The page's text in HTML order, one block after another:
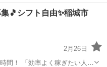
も少...
🎵シフト自由✨稲城市
2月26日
い人」